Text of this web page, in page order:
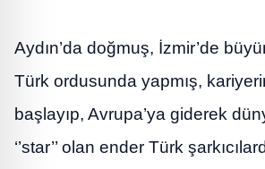
Aydın’da doğmuş, İzmir’de
Türk ordusunda yapmış,
başlayıp, Avrupa’ya giderek
‘’star’’ olan ender Türk